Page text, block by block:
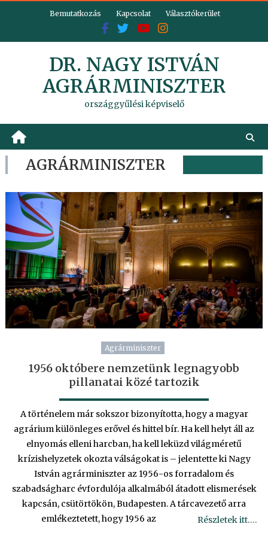
Bemutatkozás Kapcsolat Választókerület
DR. NAGY ISTVÁN
AGRÁRMINISZTER
országgyűlési képviselő
AGRÁRMINISZTER
Agrárminiszter
1956 októbere nemzetünk legnagyobb
pillanatai közé tartozik
A történelem már sokszor bizonyította, hogy a magyar
agrárium különleges erővel és hittel bír. Ha kell helyt áll az
elnyomás elleni harcban, ha kell leküzd világméretű
krízishelyzetek okozta válságokat is – jelentette ki Nagy
István agrárminiszter az 1956-os forradalom és
szabadságharc évfordulója alkalmából átadott elismerések
kapcsán, csütörtökön, Budapesten. A tárcavezető arra
emlékeztetett, hogy 1956 az
Részletek itt….